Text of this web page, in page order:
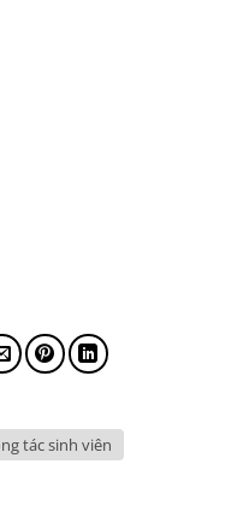
tác sinh viên